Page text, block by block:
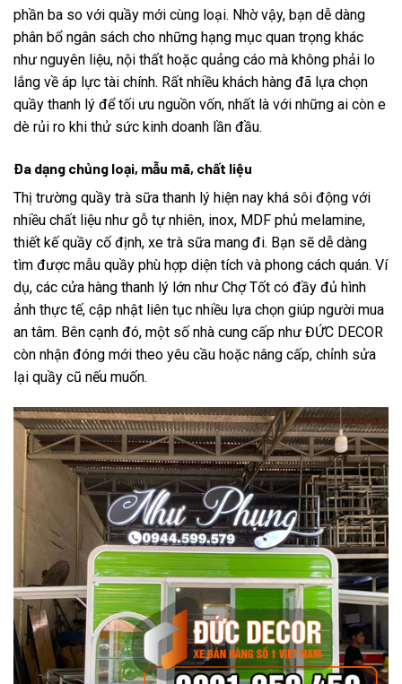
phần ba so với quầy mới cùng loại. Nhờ vậy, bạn dễ dàng
phân bổ ngân sách cho những hạng mục quan trọng khác
như nguyên liệu, nội thất hoặc quảng cáo mà không phải lo
lắng về áp lực tài chính. Rất nhiều khách hàng đã lựa chọn
quầy thanh lý để tối ưu nguồn vốn, nhất là với những ai còn e
dè rủi ro khi thử sức kinh doanh lần đầu.
Đa dạng chủng loại, mẫu mã, chất liệu
Thị trường quầy trà sữa thanh lý hiện nay khá sôi động với
nhiều chất liệu như gỗ tự nhiên, inox, MDF phủ melamine,
thiết kế quầy cố định, xe trà sữa mang đi. Bạn sẽ dễ dàng
tìm được mẫu quầy phù hợp diện tích và phong cách quán. Ví
dụ, các cửa hàng thanh lý lớn như Chợ Tốt có đầy đủ hình
ảnh thực tế, cập nhật liên tục nhiều lựa chọn giúp người mua
an tâm. Bên cạnh đó, một số nhà cung cấp như ĐỨC DECOR
còn nhận đóng mới theo yêu cầu hoặc nâng cấp, chỉnh sửa
lại quầy cũ nếu muốn.